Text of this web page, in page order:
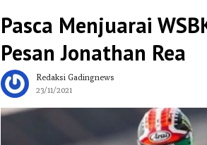
Pasca Menjuarai
Pesan Jonathan Rea
Redaksi Gadingnews
23/11/2021